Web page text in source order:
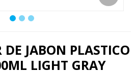
DE JABON PLASTICO
LIGHT GRAY